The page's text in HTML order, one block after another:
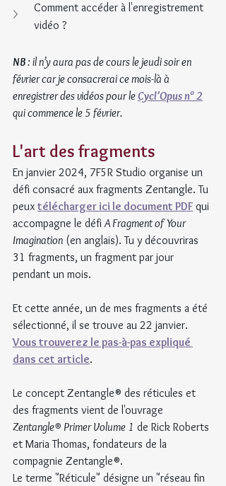
Comment accéder à l'enregistrement
vidéo ?
NB : il n’y aura pas de cours le jeudi soir en
février car je consacrerai ce mois-là à
enregistrer des vidéos pour le Cycl’Opus n° 2
qui commence le 5 février.
L'art des fragments
En janvier 2024, 7F5R Studio organise un
défi consacré aux fragments Zentangle. Tu
peux télécharger ici le document PDF qui
accompagne le défi A Fragment of Your
Imagination (en anglais). Tu y découvriras
31 fragments, un fragment par jour
pendant un mois.
Et cette année, un de mes fragments a été
sélectionné, il se trouve au 22 janvier.
Vous trouverez le pas-à-pas expliqué
dans cet article.
Le concept Zentangle® des réticules et
des fragments vient de l'ouvrage
Zentangle® Primer Volume 1 de Rick Roberts
et Maria Thomas, fondateurs de la
compagnie Zentangle®.
Le terme "Réticule" désigne un "réseau fin